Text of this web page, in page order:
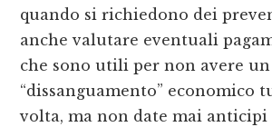
quando si richiedono dei
anche valutare eventuali
che sono utili per non avere un
“dissanguamento” economico
volta, ma non date mai anticipi